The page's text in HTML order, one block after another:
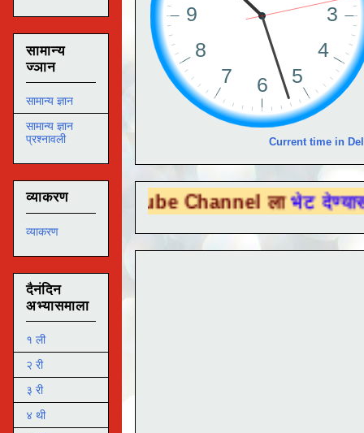
Current time in
Tube Channel लाभेट देण्यासाठी येथे
सामान्य
ज्ञान
सामान्य ज्ञान
सामान्य ज्ञान
प्रश्नावली
व्याकरण
व्याकरण
दैनंदिन
अभ्यासमाला
१ ली
२ री
३ री
४ थी